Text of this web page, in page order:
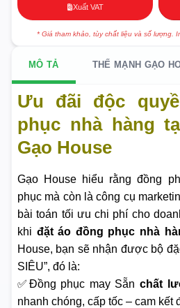
Xuất VAT
* Giá tham khảo, tùy chất liệu và số lượng.
MÔ TẢ THẾ MẠNH GẠO
Ưu đãi độc
phục nhà hàng
Gạo House
Gạo House hiểu rằng đồng
phục mà còn là công cụ
bài toán tối ưu chi phí cho
khi đặt áo đồng phục nhà
House, bạn sẽ nhận được bộ
SIÊU”, đó là:
✅Đồng phục may Sẵn chất
nhanh chóng, cấp tốc – cam kết